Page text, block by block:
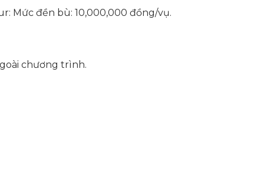
Mức đền bù: 10,000,000 đồng/vụ.
chương trình.